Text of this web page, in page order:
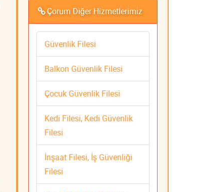
Çorum Diğer Hizmetlerimiz
Güvenlik Filesi
Balkon Güvenlik Filesi
Çocuk Güvenlik Filesi
Kedi Filesi, Kedi Güvenlik
Filesi
İnşaat Filesi, İş Güvenliği
Filesi